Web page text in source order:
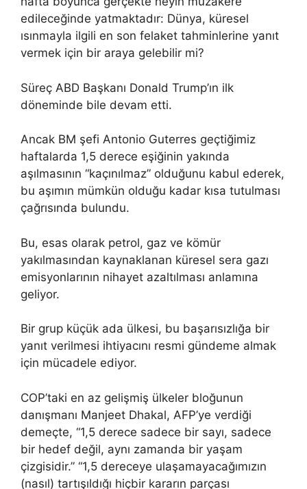
Süreç ABD Başkanı Donald Trump’ın ilk
döneminde bile devam etti.
Ancak BM şefi Antonio Guterres geçtiğimiz
haftalarda 1,5 derece eşiğinin yakında
aşılmasının “kaçınılmaz” olduğunu kabul ederek,
bu aşımın mümkün olduğu kadar kısa tutulması
çağrısında bulundu.
Bu, esas olarak petrol, gaz ve kömür
yakılmasından kaynaklanan küresel sera gazı
emisyonlarının nihayet azaltılması anlamına
geliyor.
Bir grup küçük ada ülkesi, bu başarısızlığa bir
yanıt verilmesi ihtiyacını resmi gündeme almak
için mücadele ediyor.
COP’taki en az gelişmiş ülkeler bloğunun
danışmanı Manjeet Dhakal, AFP’ye verdiği
demeçte, “1,5 derece sadece bir sayı, sadece
bir hedef değil, aynı zamanda bir yaşam
çizgisidir.” “1,5 dereceye ulaşamayacağımızın
(nasıl) tartışıldığı hiçbir kararın parçası